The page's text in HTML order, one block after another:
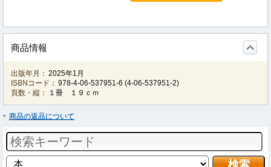
商品情報
出版年月： 2025年1月
ISBNコード： 978-4-06-537951-6 (4-06-537951-2)
頁数・縦：
１冊 １９ｃｍ
商品の返品について